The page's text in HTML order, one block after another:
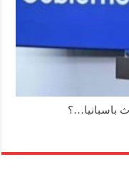
باسبانيا…؟